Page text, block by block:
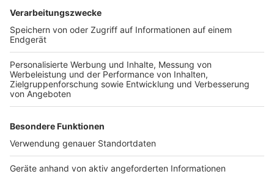
Nachkochen oder Nachkochen lassen. Nelson nimmt
uns mit in seine Küche und weiht uns in die
Geheimnisse eines bekannten Profikochs ein. Der
Kitchen Club by Nelson Müller ist etwas für alle
Gourmets und Gourmüsen. Für alle von euch, die
wissen, dass Kardamom ein Gewürz ist und kein
Ersatzteil fürs Auto. Das ist "Foodtainment" der
Extraklasse. Feinste Küche, die man überall genießen
oder wie Nelson es sagt: "Macht nix, wenn's
schmeckt!"